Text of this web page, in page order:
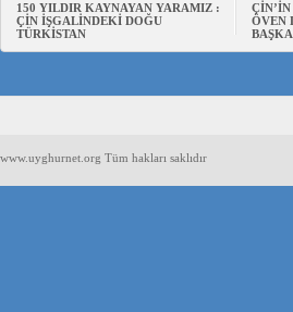
150 YILDIR KAYNAYAN YARAMIZ :
ÇİN İŞGALİNDEKİ DOĞU
TÜRKİSTAN
ÖVEN
www.uyghurnet.org Tüm hakları saklıdır